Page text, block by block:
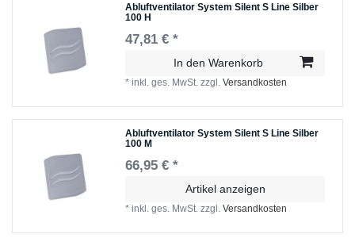
Abluftventilator System Silent S Line Silber
100 H
47,81 € *
In den Warenkorb
*inkl. ges. MwSt. zzgl.Versandkosten
Abluftventilator System Silent S Line Silber
100 M
66,95 € *
Artikel anzeigen
*inkl. ges. MwSt. zzgl.Versandkosten